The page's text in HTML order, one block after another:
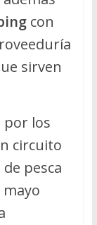
con
sirven
por los
circuito
pesca